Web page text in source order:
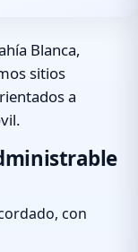
Blanca,
sitios
a
con